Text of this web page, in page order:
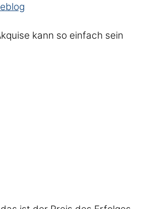
kann so einfach sein